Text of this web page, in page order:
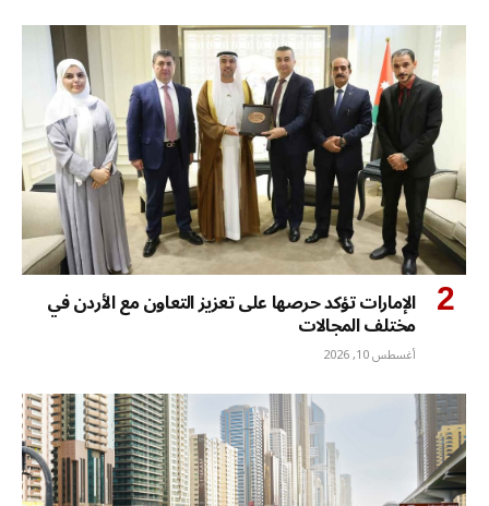
الإمارات تؤكد حرصها على تعزيز التعاون مع الأردن في
مختلف المجالات
أغسطس 10, 2026